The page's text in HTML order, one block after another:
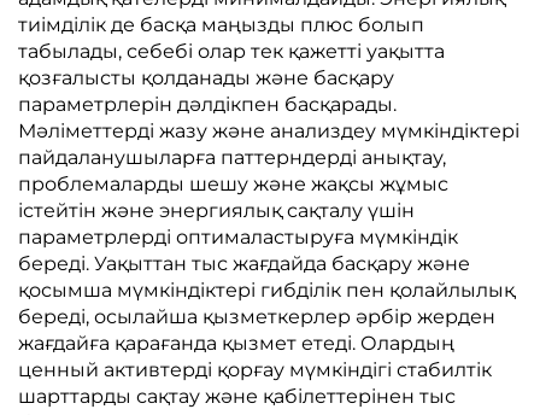
тиімділік де басқа маңызды плюс болып
табылады, себебі олар тек қажетті уақытта
қозғалысты қолданады және басқару
параметрлерін дәлдікпен басқарады.
Мәліметтерді жазу және анализдеу мүмкіндіктері
пайдаланушыларға паттерндерді анықтау,
проблемаларды шешу және жақсы жұмыс
істейтін және энергиялық сақталу үшін
параметрлерді оптималастыруға мүмкіндік
береді. Уақыттан тыс жағдайда басқару және
қосымша мүмкіндіктері гибділік пен қолайлылық
береді, осылайша қызметкерлер әрбір жерден
жағдайға қарағанда қызмет етеді. Олардың
ценный активтерді қорғау мүмкіндігі стабилтік
шарттарды сақтау және қабілеттерінен тыс